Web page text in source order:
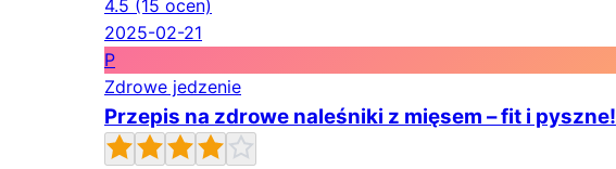
4.5 (15 ocen)
2025-02-21
P
Zdrowe jedzenie
Przepis na zdrowe naleśniki z mięsem – fit i pyszne!